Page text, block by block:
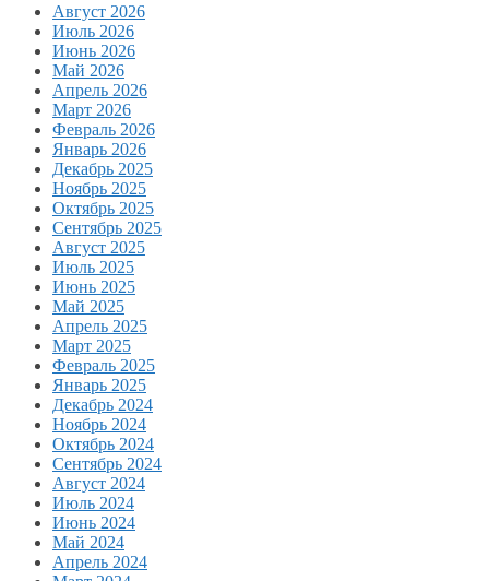
Август 2026
Июль 2026
Июнь 2026
Май 2026
Апрель 2026
Март 2026
Февраль 2026
Январь 2026
Декабрь 2025
Ноябрь 2025
Октябрь 2025
Сентябрь 2025
Август 2025
Июль 2025
Июнь 2025
Май 2025
Апрель 2025
Март 2025
Февраль 2025
Январь 2025
Декабрь 2024
Ноябрь 2024
Октябрь 2024
Сентябрь 2024
Август 2024
Июль 2024
Июнь 2024
Май 2024
Апрель 2024